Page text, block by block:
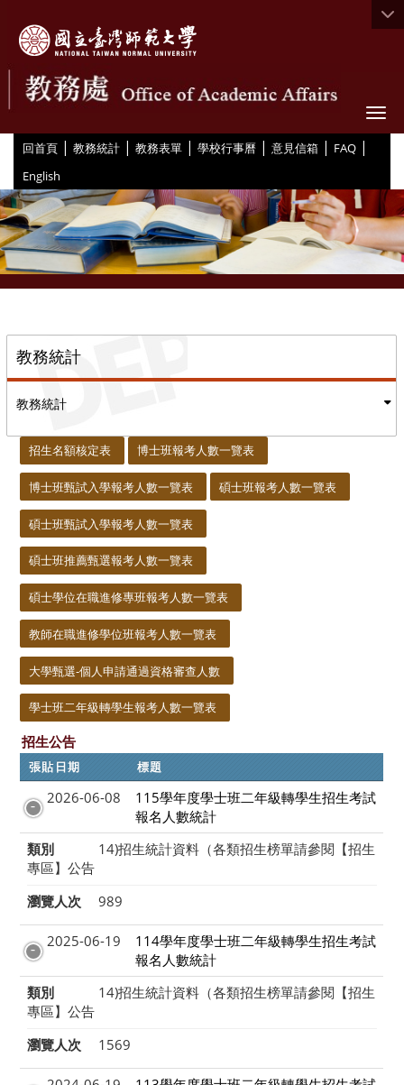
回首頁 | 教務統計 | 教務表單 | 學校行事曆 | 意見信箱 | FAQ |
English
教務統計
教務統計
招生名額核定表 博士班報考人數一覽表
博士班甄試入學報考人數一覽表 碩士班報考人數一覽表
碩士班甄試入學報考人數一覽表
碩士班推薦甄選報考人數一覽表
碩士學位在職進修專班報考人數一覽表
教師在職進修學位班報考人數一覽表
大學甄選-個人申請通過資格審查人數
學士班二年級轉學生報考人數一覽表
招生公告
張貼日期 標題
2026-06-08
115學年度學士班二年級轉學生招生考試
報名人數統計
類別
14)招生統計資料（各類招生榜單請參閱【招生
專區】公告
瀏覽人次
989
2025-06-19
114學年度學士班二年級轉學生招生考試
報名人數統計
類別
14)招生統計資料（各類招生榜單請參閱【招生
專區】公告
瀏覽人次
1569